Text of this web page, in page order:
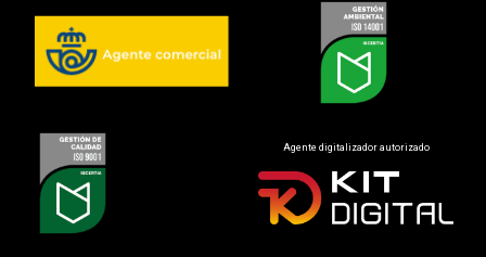
Agente digitalizador autorizado